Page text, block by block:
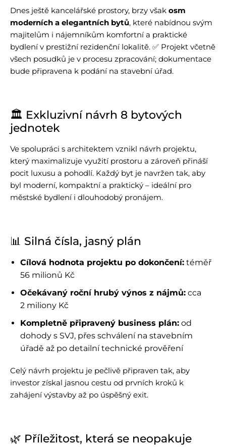
Dnes ještě kancelářské prostory, brzy však osm
moderních a elegantních bytů, které nabídnou svým
majitelům i nájemníkům komfortní a praktické
bydlení v prestižní rezidenční lokalitě. ✅ Projekt včetně
všech posudků je v procesu zpracování; dokumentace
bude připravena k podání na stavební úřad.
🏛 Exkluzivní návrh 8 bytových
jednotek
Ve spolupráci s architektem vznikl návrh projektu,
který maximalizuje využití prostoru a zároveň přináší
pocit luxusu a pohodlí. Každý byt je navržen tak, aby
byl moderní, kompaktní a praktický – ideální pro
městské bydlení i dlouhodobý pronájem.
📊 Silná čísla, jasný plán
Cílová hodnota projektu po dokončení: téměř
56 milionů Kč
Očekávaný roční hrubý výnos z nájmů: cca
2 miliony Kč
Kompletně připravený business plán: od
dohody s SVJ, přes schválení na stavebním
úřadě až po detailní technické prověření
Celý návrh projektu je pečlivě připraven tak, aby
investor získal jasnou cestu od prvních kroků k
zahájení výstavby až po úspěšný exit.
🌿 Příležitost, která se neopakuje